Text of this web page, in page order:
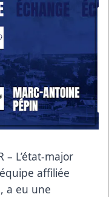
– L’état-major
affiliée
a eu une